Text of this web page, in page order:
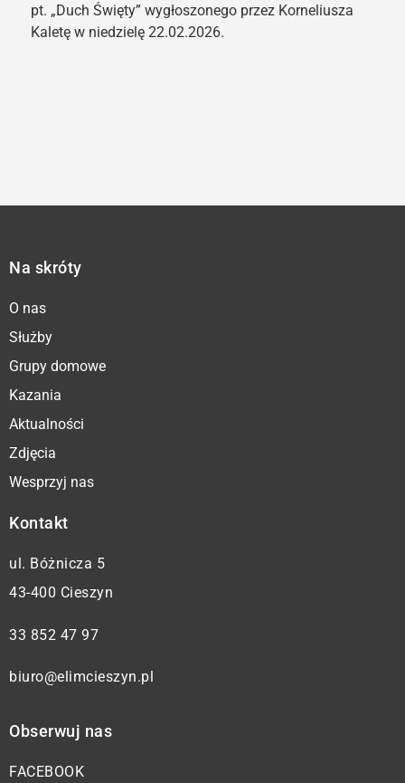
pt. „Duch Święty” wygłoszonego przez Korneliusza
Kaletę w niedzielę 22.02.2026.
Na skróty
O nas
Służby
Grupy domowe
Kazania
Aktualności
Zdjęcia
Wesprzyj nas
Kontakt
ul. Bóżnicza 5
43-400 Cieszyn
33 852 47 97
biuro@elimcieszyn.pl
Obserwuj nas
FACEBOOK